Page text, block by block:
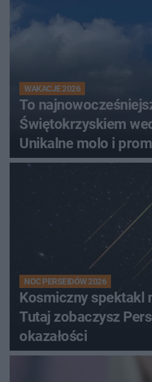
WAKACJE 2026
To
Świętokrzyskiem
Unikalne molo i
NOC PERSEIDÓW 2026
Kosmiczny spektakl
Tutaj zobaczysz
okazałości